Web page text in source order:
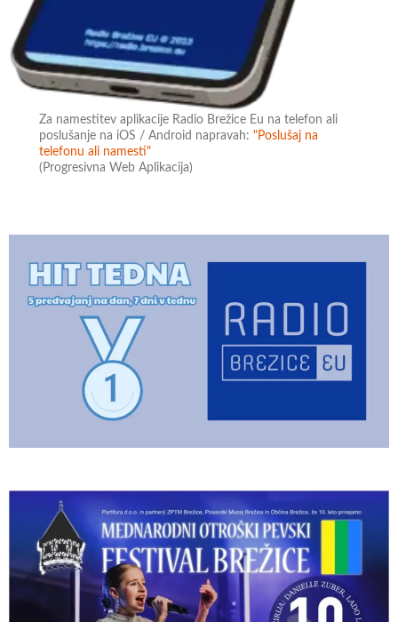
Za namestitev aplikacije Radio Brežice Eu na telefon ali
poslušanje na iOS / Android napravah:"Poslušaj na
telefonu ali namesti"
(Progresivna Web Aplikacija)